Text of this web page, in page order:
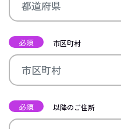
必須 市区町村
必須 以降のご住所